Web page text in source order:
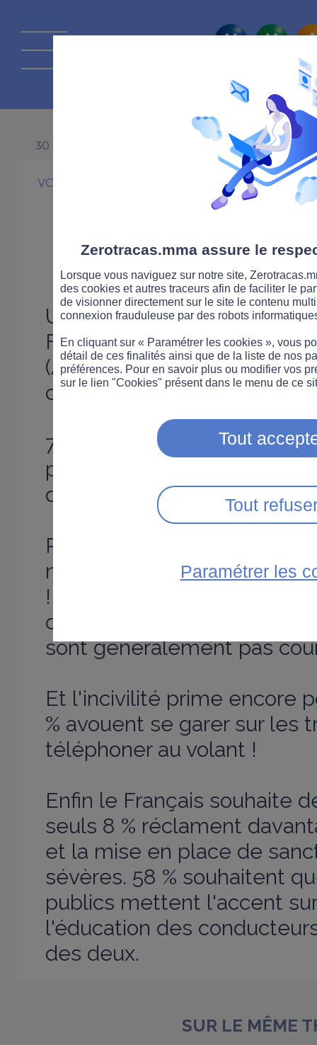
La route
30 NOVEMBRE 1999
VOITURE
Les Français
civiques
Une étude commandée par
Française de Prévention
(AFPC) au volant montre
comportement des
79 % des personnes
plus respectueuses des
depuis l'installation des
Par contre si le Français
ne pense pas la même
! 69 % estiment que les
conducteurs plutôt
sont généralement pas
Et l'incivilité prime encore
% avouent se garer sur les
téléphoner au volant !
Enfin le Français souhaite
seuls 8 % réclament
et la mise en place de
sévères. 58 % souhaitent
publics mettent l'accent
l'éducation des
des deux.
SUR LE MÊME
Zerotracas.mma assure le
Lorsque vous naviguez sur notre site,
des cookies et autres traceurs afin de faciliter le
de visionner directement sur le site le contenu
connexion frauduleuse par des robots
En cliquant sur « Paramétrer les cookies », vous
détail de ces finalités ainsi que de la liste de nos
préférences. Pour en savoir plus ou modifier vos
sur le lien "Cookies" présent dans le menu de ce
Tout
Tout
Paramétrer les